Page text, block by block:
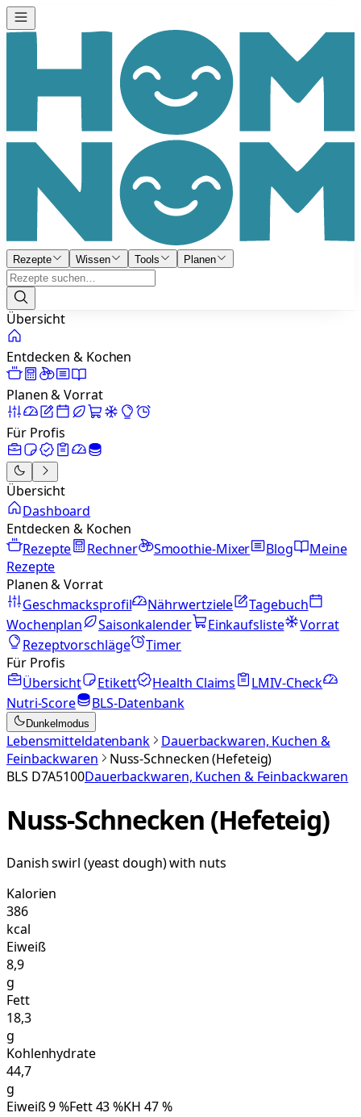
Rezepte Wissen Tools Planen
Übersicht
Entdecken & Kochen
Planen & Vorrat
Für Profis
Übersicht
Dashboard
Entdecken & Kochen
Rezepte
Rechner Smoothie-Mixer Blog
Meine
Rezepte
Planen & Vorrat
Geschmacksprofil
Nährwertziele
Tagebuch
Wochenplan
Saisonkalender Einkaufsliste
Vorrat
Rezeptvorschläge
Timer
Für Profis
Übersicht
Etikett Health Claims
LMIV-Check
Nutri-Score
BLS-Datenbank
Dunkelmodus
Lebensmitteldatenbank
Dauerbackwaren, Kuchen &
Feinbackwaren
Nuss-Schnecken (Hefeteig)
BLS D7A5100Dauerbackwaren, Kuchen & Feinbackwaren
Nuss-Schnecken (Hefeteig)
Danish swirl (yeast dough) with nuts
Kalorien
386
kcal
Eiweiß
8,9
g
Fett
18,3
g
Kohlenhydrate
44,7
g
Eiweiß9%Fett43%KH 47%